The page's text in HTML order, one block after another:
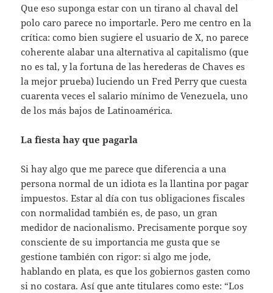
Que eso suponga estar con un tirano al chaval del
polo caro parece no importarle. Pero me centro en la
crítica: como bien sugiere el usuario de X, no parece
coherente alabar una alternativa al capitalismo (que
no es tal, y la fortuna de las herederas de Chaves es
la mejor prueba) luciendo un Fred Perry que cuesta
cuarenta veces el salario mínimo de Venezuela, uno
de los más bajos de Latinoamérica.
La fiesta hay que pagarla
Si hay algo que me parece que diferencia a una
persona normal de un idiota es la llantina por pagar
impuestos. Estar al día con tus obligaciones fiscales
con normalidad también es, de paso, un gran
medidor de nacionalismo. Precisamente porque soy
consciente de su importancia me gusta que se
gestione también con rigor: si algo me jode,
hablando en plata, es que los gobiernos gasten como
si no costara. Así que ante titulares como este: “Los